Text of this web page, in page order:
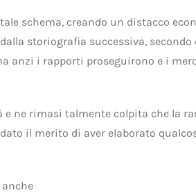
schema, creando un distacco
storiografia successiva, secondo
anzi i rapporti proseguirono e i
ne rimasi talmente colpita che la
il merito di aver elaborato